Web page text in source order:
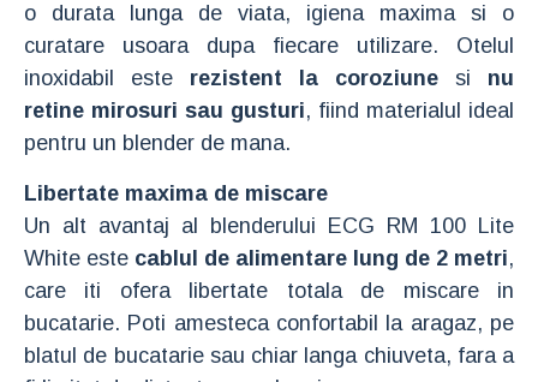
o durata lunga de viata, igiena maxima si o
curatare usoara dupa fiecare utilizare. Otelul
inoxidabil este rezistent la coroziune si nu
retine mirosuri sau gusturi, fiind materialul ideal
pentru un blender de mana.
Libertate maxima de miscare
Un alt avantaj al blenderului ECG RM 100 Lite
White este cablul de alimentare lung de 2 metri,
care iti ofera libertate totala de miscare in
bucatarie. Poti amesteca confortabil la aragaz, pe
blatul de bucatarie sau chiar langa chiuveta, fara a